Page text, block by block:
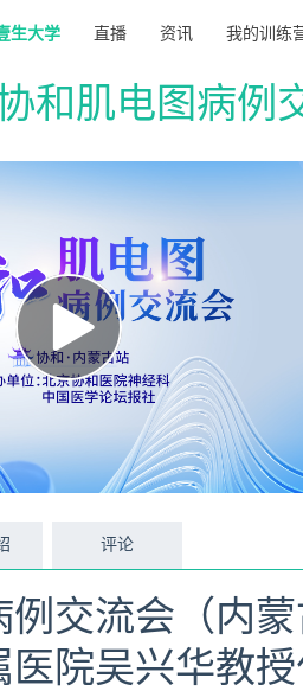
生大学 直播 资讯 我的训练
和肌电图病例
评论
例交流会（内
医院吴兴华教